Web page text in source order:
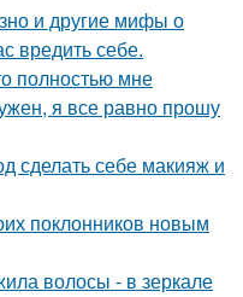
и другие мифы о
вредить себе.
полностью мне
я все равно прошу
сделать себе макияж и
поклонников новым
волосы - в зеркале